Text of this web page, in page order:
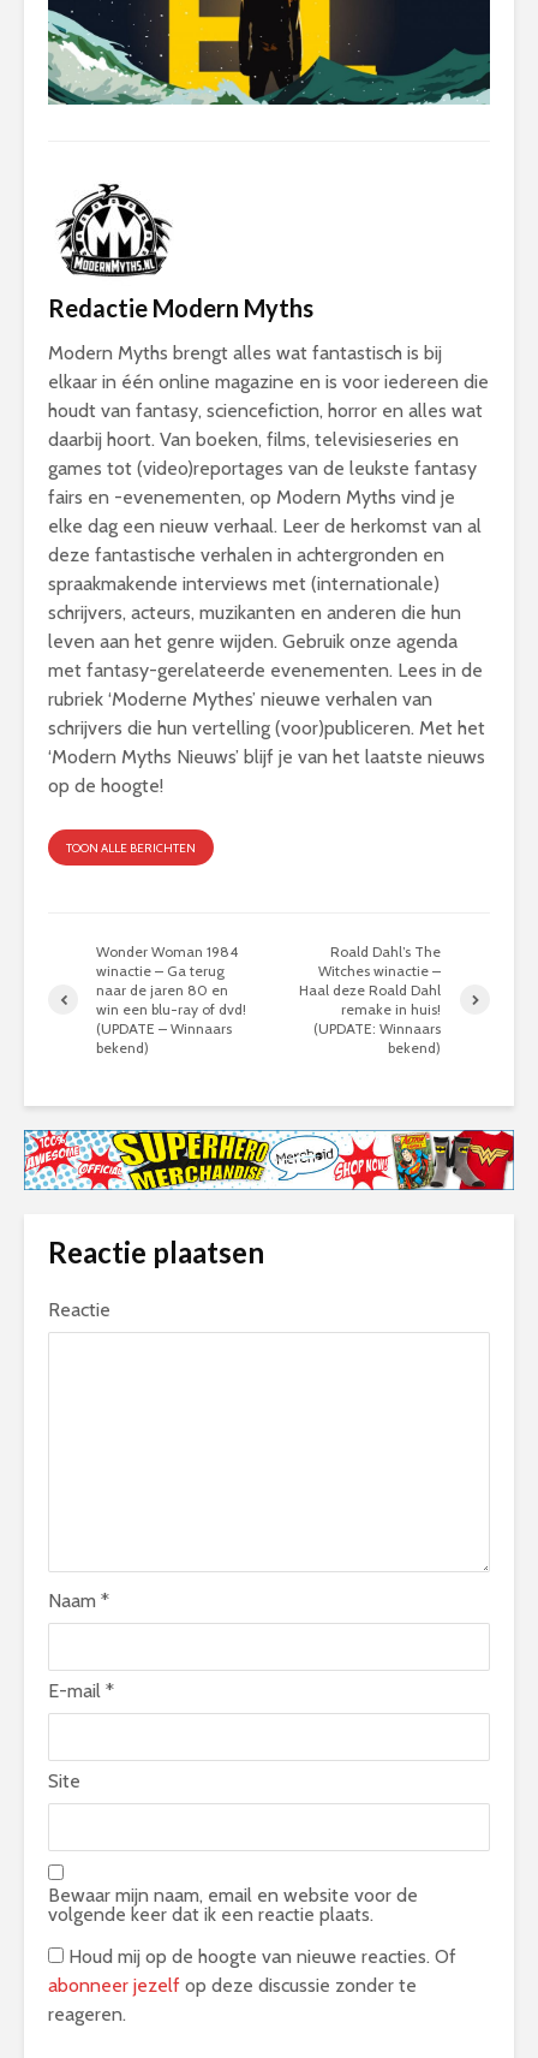
Redactie Modern Myths
Modern Myths brengt alles wat fantastisch is bij
elkaar in één online magazine en is voor iedereen die
houdt van fantasy, sciencefiction, horror en alles wat
daarbij hoort. Van boeken, films, televisieseries en
games tot (video)reportages van de leukste fantasy
fairs en -evenementen, op Modern Myths vind je
elke dag een nieuw verhaal. Leer de herkomst van al
deze fantastische verhalen in achtergronden en
spraakmakende interviews met (internationale)
schrijvers, acteurs, muzikanten en anderen die hun
leven aan het genre wijden. Gebruik onze agenda
met fantasy-gerelateerde evenementen. Lees in de
rubriek ‘Moderne Mythes’ nieuwe verhalen van
schrijvers die hun vertelling (voor)publiceren. Met het
‘Modern Myths Nieuws’ blijf je van het laatste nieuws
op de hoogte!
TOON ALLE BERICHTEN
Wonder Woman 1984
winactie – Ga terug
naar de jaren 80 en
win een blu-ray of dvd!
(UPDATE – Winnaars
bekend)
Roald Dahl’s The
Witches winactie –
Haal deze Roald Dahl
remake in huis!
(UPDATE: Winnaars
bekend)
Reactie plaatsen
Reactie
Naam *
E-mail *
Site
Bewaar mijn naam, email en website voor de
volgende keer dat ik een reactie plaats.
Houd mij op de hoogte van nieuwe reacties. Of
abonneer jezelf op deze discussie zonder te
reageren.